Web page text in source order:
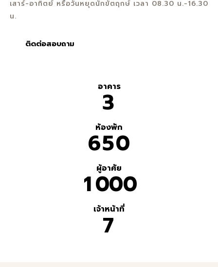
เสาร์-อาทิตย์ หรือวันหยุดนักขัตฤกษ์ เวลา 08.30 น.-16.30
น.
ติดต่อสอบถาม
อาคาร
3
ห้องพัก
650
ผู้อาศัย
1000
เจ้าหน้าที่
7